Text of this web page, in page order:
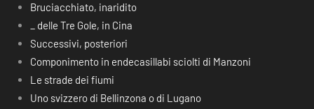
Bruciacchiato, inaridito
_ delle Tre Gole, in Cina
Successivi, posteriori
Componimento in endecasillabi sciolti di Manzoni
Le strade dei fiumi
Uno svizzero di Bellinzona o di Lugano